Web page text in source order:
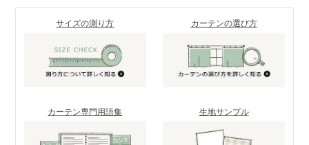
サイズの測り方 カーテンの選び方
カーテン専門用語集 生地サンプル